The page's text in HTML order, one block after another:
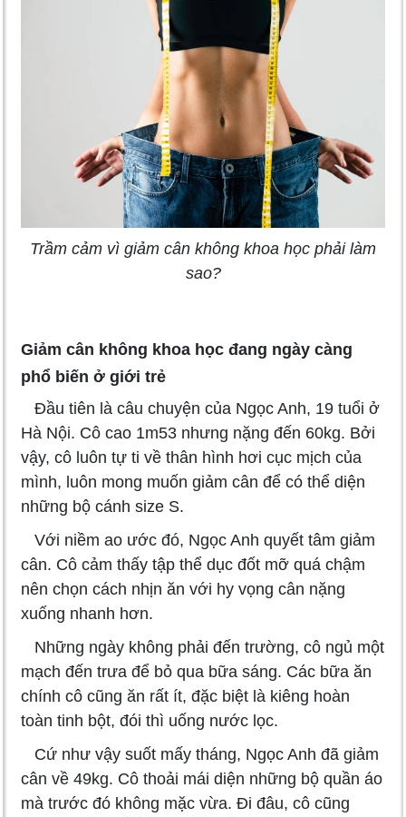
Trầm cảm vì giảm cân không khoa học phải làm
sao?
Giảm cân không khoa học đang ngày càng
phổ biến ở giới trẻ
Đầu tiên là câu chuyện của Ngọc Anh, 19 tuổi ở
Hà Nội. Cô cao 1m53 nhưng nặng đến 60kg. Bởi
vậy, cô luôn tự ti về thân hình hơi cục mịch của
mình, luôn mong muốn giảm cân để có thể diện
những bộ cánh size S.
Với niềm ao ước đó, Ngọc Anh quyết tâm giảm
cân. Cô cảm thấy tập thể dục đốt mỡ quá chậm
nên chọn cách nhịn ăn với hy vọng cân nặng
xuống nhanh hơn.
Những ngày không phải đến trường, cô ngủ một
mạch đến trưa để bỏ qua bữa sáng. Các bữa ăn
chính cô cũng ăn rất ít, đặc biệt là kiêng hoàn
toàn tinh bột, đói thì uống nước lọc.
Cứ như vậy suốt mấy tháng, Ngọc Anh đã giảm
cân về 49kg. Cô thoải mái diện những bộ quần áo
mà trước đó không mặc vừa. Đi đâu, cô cũng